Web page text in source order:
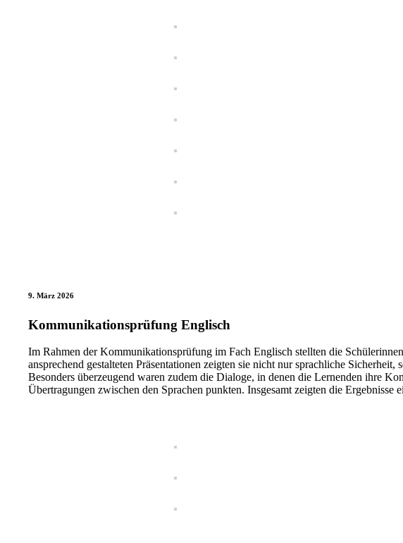
9. März 2026
Kommunikationsprüfung Englisch
Im Rahmen der Kommunikationsprüfung im Fach Englisch stellten die
ansprechend gestalteten Präsentationen zeigten sie nicht nur sprachliche
Besonders überzeugend waren zudem die Dialoge, in denen die Lernenden ihre
Übertragungen zwischen den Sprachen punkten. Insgesamt zeigten die